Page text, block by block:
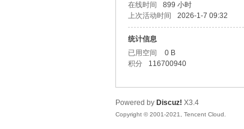
在线时间
899 小时
上次活动时间
2026-1-7 09:32
统计信息
已用空间
0 B
积分
116700940
Powered by Discuz! X3.4
Copyright © 2001-2021, Tencent Cloud.